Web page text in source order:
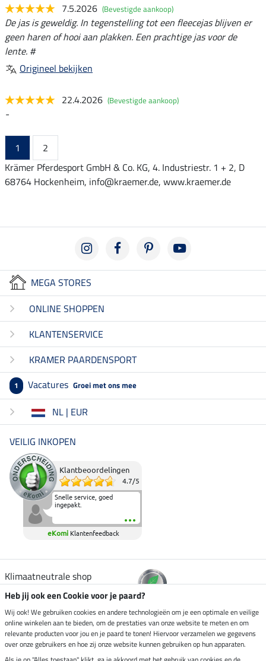
7.5.2026 (Bevestigde aankoop)
De jas is geweldig. In tegenstelling tot een fleecejas blijven er
geen haren of hooi aan plakken. Een prachtige jas voor de
lente. #
Origineel bekijken
22.4.2026 (Bevestigde aankoop)
-
1
2
Krämer Pferdesport GmbH & Co. KG, 4. Industriestr. 1 + 2, D
68764 Hockenheim, info@kraemer.de, www.kraemer.de
MEGA STORES
ONLINE SHOPPEN
KLANTENSERVICE
KRAMER PAARDENSPORT
1 Vacatures Groei met ons mee
NL | EUR
VEILIG INKOPEN
Klantbeoordelingen
4.7/5
Snelle service, goed
ingepakt.
eKomi Klantenfeedback
Klimaatneutrale shop
Verzending per
Veilig betalen met
Heb jij ook een Cookie voor je paard?
Wij ook! We gebruiken cookies en andere technologieën om je een optimale en veilige
online winkelen aan te bieden, om de prestaties van onze website te meten en om
relevante producten voor jou en je paard te tonen! Hiervoor verzamelen we gegevens
over onze gebruikers en hoe zij onze website kunnen gebruiken op hun apparaten.